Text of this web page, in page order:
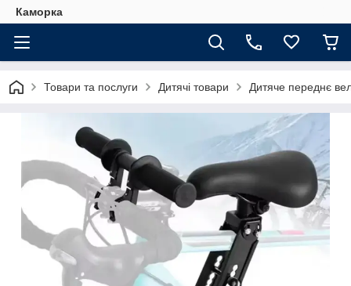
Каморка
Товари та послуги Дитячі товари Дитяче переднє